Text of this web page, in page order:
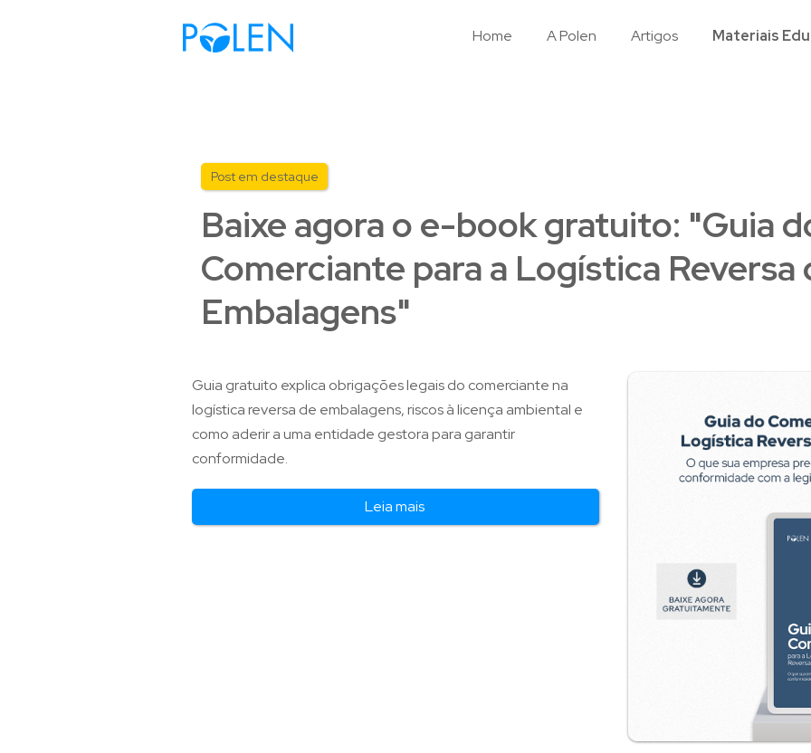
Home A Polen Artigos Materiais
Post em destaque
Baixe agora o e-book gratuito: "Guia
Comerciante para a Logística Reversa
Embalagens"
Guia gratuito explica obrigações legais do comerciante na
logística reversa de embalagens, riscos à licença ambiental e
como aderir a uma entidade gestora para garantir
conformidade.
Leia mais